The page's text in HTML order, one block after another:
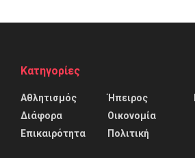
Κατηγορίες
Αθλητισμός
Διάφορα
Επικαιρότητα
Ήπειρος
Οικονομία
Πολιτική